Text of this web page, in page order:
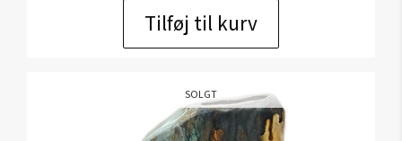
Tilføj til kurv
SOLGT